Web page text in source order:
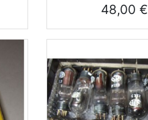
Prix
48,00 €